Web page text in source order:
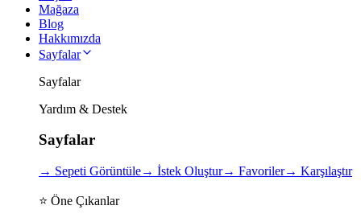
Mağaza
Blog
Hakkımızda
Sayfalar
Sayfalar
Yardım & Destek
Sayfalar
→ Sepeti Görüntüle→ İstek Oluştur→ Favoriler→ Karşılaştır
⭐ Öne Çıkanlar